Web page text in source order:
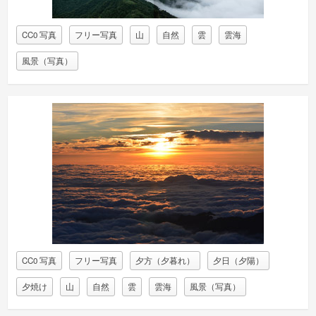
CC0 写真 フリー写真 山 自然 雲 雲海
風景（写真）
CC0 写真 フリー写真 夕方（夕暮れ） 夕日（夕陽）
夕焼け 山 自然 雲 雲海 風景（写真）